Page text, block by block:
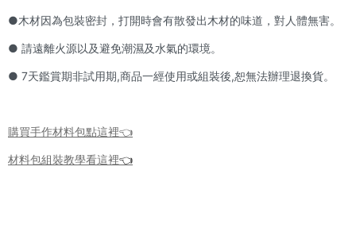
●木材因為包裝密封，打開時會有散發出木材的味道，對人體無害。
● 請遠離火源以及避免潮濕及水氣的環境。
● 7天鑑賞期非試用期,商品一經使用或組裝後,恕無法辦理退換貨。
購買手作材料包點這裡👈
材料包組裝教學看這裡👈